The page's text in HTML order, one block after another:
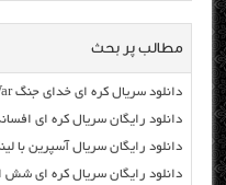
مطالب پر بحث
دانلود سریال کره ای خدای جنگ God Of War با لینک مستقیم
دانلود رایگان سریال کره ای
دانلود رایگان سریال آسپرین با
دانلود رایگان سریال کره ای شش